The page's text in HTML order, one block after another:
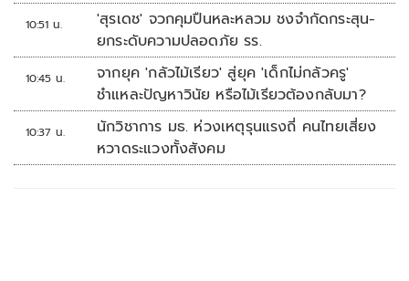
10:51 น.
'สุรเดช' จวกคุมปืนหละหลวม ชงจำกัดกระสุน-
ยกระดับความปลอดภัย รร.
10:45 น.
จากยุค 'กลัวไม้เรียว' สู่ยุค 'เด็กไม่กลัวครู'
ชำแหละปัญหาวินัย หรือไม้เรียวต้องกลับมา?
10:37 น.
นักวิชาการ มธ. ห่วงเหตุรุนแรงถี่ คนไทยเสี่ยง
หวาดระแวงทั้งสังคม